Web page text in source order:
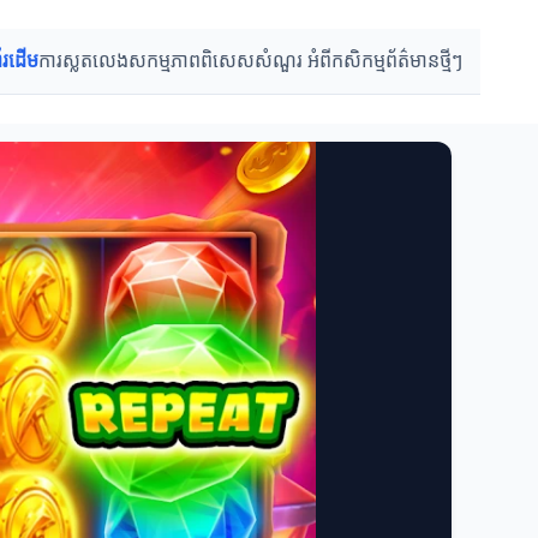
ដើមការស្លតលេងសកម្មភាពពិសេសសំណួរ អំពីកសិកម្មព័ត៌មានថ្មីៗ